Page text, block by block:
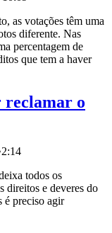
as votações têm uma
diferente. Nas
percentagem de
que tem a haver
reclamar o
2:14
todos os
direitos e deveres do
é preciso agir